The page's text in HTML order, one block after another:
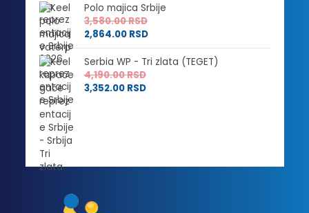
Polo majica Srbije
3,580.00RSD
2,864.00 RSD
Serbia WP - Tri zlata (TEGET)
4,190.00RSD
3,352.00 RSD